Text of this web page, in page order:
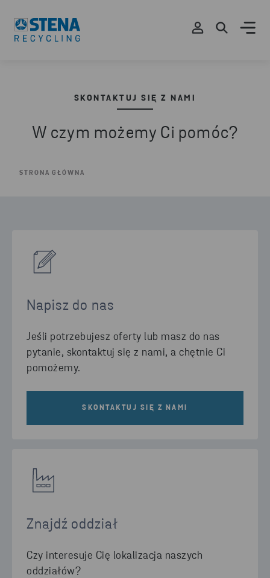
SKONTAKTUJ SIĘ Z NAMI
W czym możemy Ci pomóc?
STRONA GŁÓWNA
Napisz do nas
Jeśli potrzebujesz oferty lub masz do nas
pytanie, skontaktuj się z nami, a chętnie Ci
pomożemy.
SKONTAKTUJ SIĘ Z NAMI
Znajdź oddział
Czy interesuje Cię lokalizacja naszych
oddziałów?